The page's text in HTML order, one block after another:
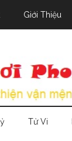
Giới Thiệu
Tử Vi